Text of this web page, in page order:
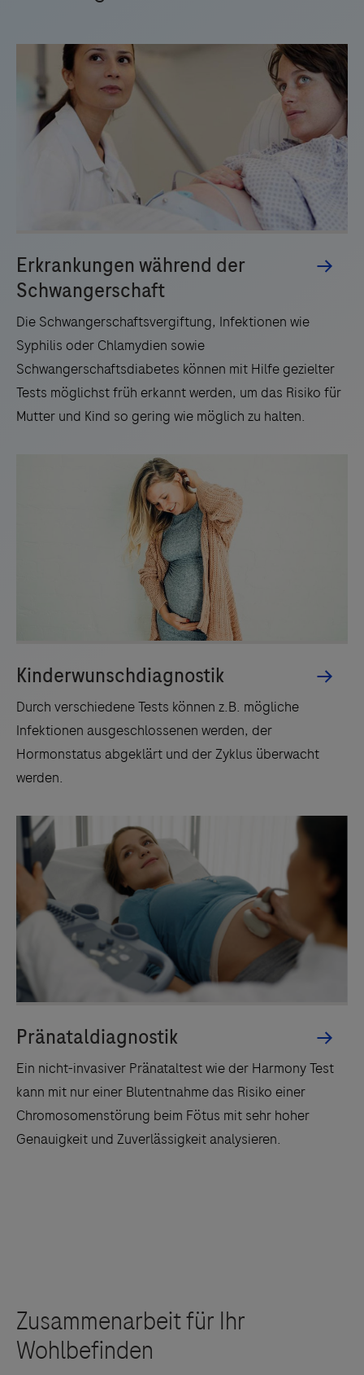
Links zu Websites Dritter werden im Sinne des
Servicegedankens angeboten. Der Herausgeber äußert
keine Meinung über den Inhalt von Websites Dritter und
lehnt ausdrücklich jegliche Verantwortung für